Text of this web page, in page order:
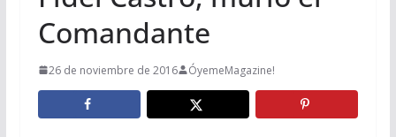
Comandante
26 de noviembre de 2016 ÓyemeMagazine!